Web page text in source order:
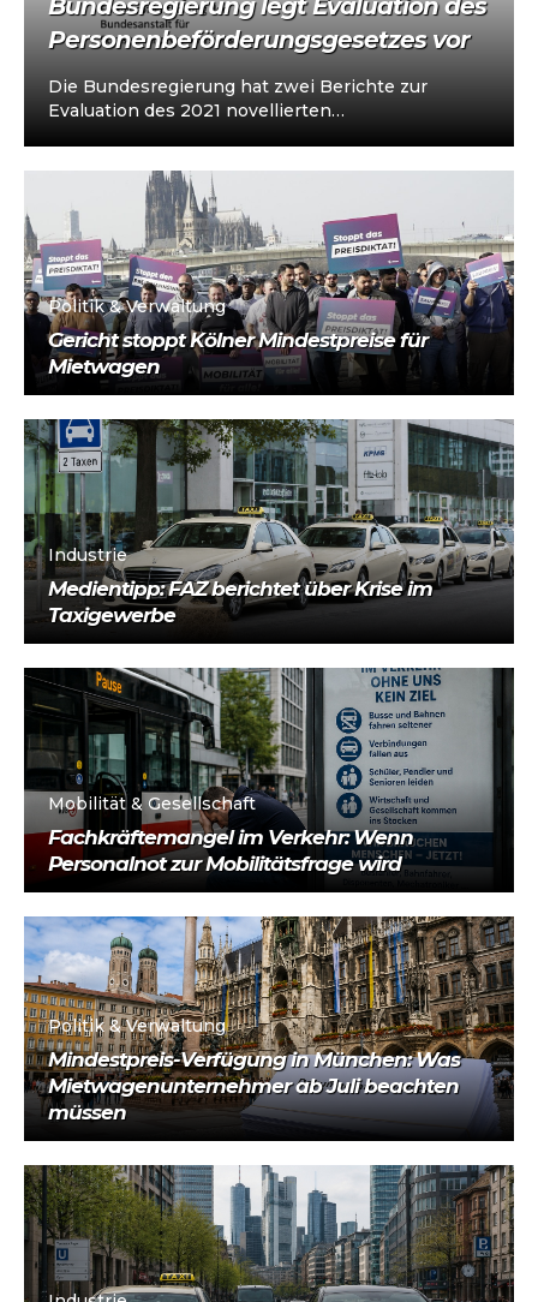
Bundesregierung legt Evaluation des
Personenbeförderungsgesetzes vor
Die Bundesregierung hat zwei Berichte zur
Evaluation des 2021 novellierten
und Bedarfsverkehr…
Politik & Verwaltung
Gericht stoppt Kölner Mindestpreise für
Mietwagen
Industrie
Medientipp: FAZ berichtet über Krise im
Taxigewerbe
Mobilität & Gesellschaft
Fachkräftemangel im Verkehr: Wenn
Personalnot zur Mobilitätsfrage wird
Politik & Verwaltung
Mindestpreis-Verfügung in München: Was
Mietwagenunternehmer ab Juli beachten
müssen